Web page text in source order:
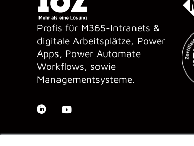
Profis für M365-Intranets &
digitale Arbeitsplätze, Power
Apps, Power Automate
Workflows, sowie
Managementsysteme.